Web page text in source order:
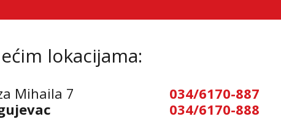
lokacijama:
Mihaila 7
034/6170-887
034/6170-888